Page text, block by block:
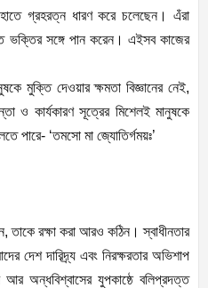
গ্রহরত্ন ধারণ করে চলেছেন। এঁরা
ভক্তির সঙ্গে পান করেন। এইসব কাজের
মুক্তি দেওয়ার ক্ষমতা বিজ্ঞানের নেই,
ও কার্যকারণ সূত্রের মিশেলই মানুষকে
পারে- ‘তমসো মা জ্যোতির্গময়ঃ’
তাকে রক্ষা করা আরও কঠিন। স্বাধীনতার
দারিদ্র্য এবং নিরক্ষরতার অভিশাপ
অন্ধবিশ্বাসের যুপকাষ্ঠে বলিপ্রদত্ত